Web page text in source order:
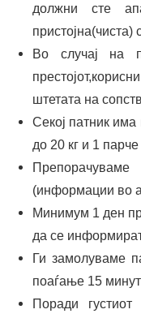
должни сте
пристојна(чиста)
Во случај на
штетата на
Секој патник
до 20 кг и 1
(информации во
Минимум 1 ден
да се
Ги замолуваме
поаѓање 15
Поради